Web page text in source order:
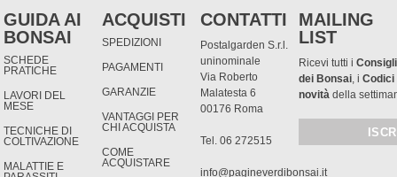
GUIDA AI
BONSAI
SCHEDE
PRATICHE
LAVORI DEL
MESE
TECNICHE DI
COLTIVAZIONE
MALATTIE E
ACQUISTI
SPEDIZIONI
PAGAMENTI
GARANZIE
VANTAGGI PER
CHI ACQUISTA
COME
ACQUISTARE
CONTATTI
Postalgarden S.r.l.
uninominale
Via Roberto
Malatesta 6
00176 Roma
Tel. 06 272515
info@pagineverdibonsai.it
MAILING
LIST
Ricevi tutti i
dei Bonsai, iCodici
novità della